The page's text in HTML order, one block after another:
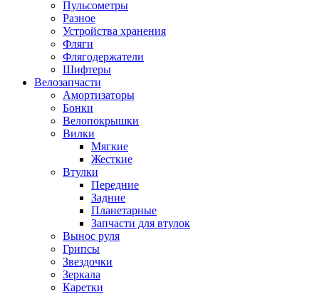
Пульсометры
Разное
Устройства хранения
Фляги
Флягодержатели
Шифтеры
Велозапчасти
Амортизаторы
Бонки
Велопокрышки
Вилки
Мягкие
Жесткие
Втулки
Передние
Задние
Планетарные
Запчасти для втулок
Вынос руля
Грипсы
Звездочки
Зеркала
Каретки